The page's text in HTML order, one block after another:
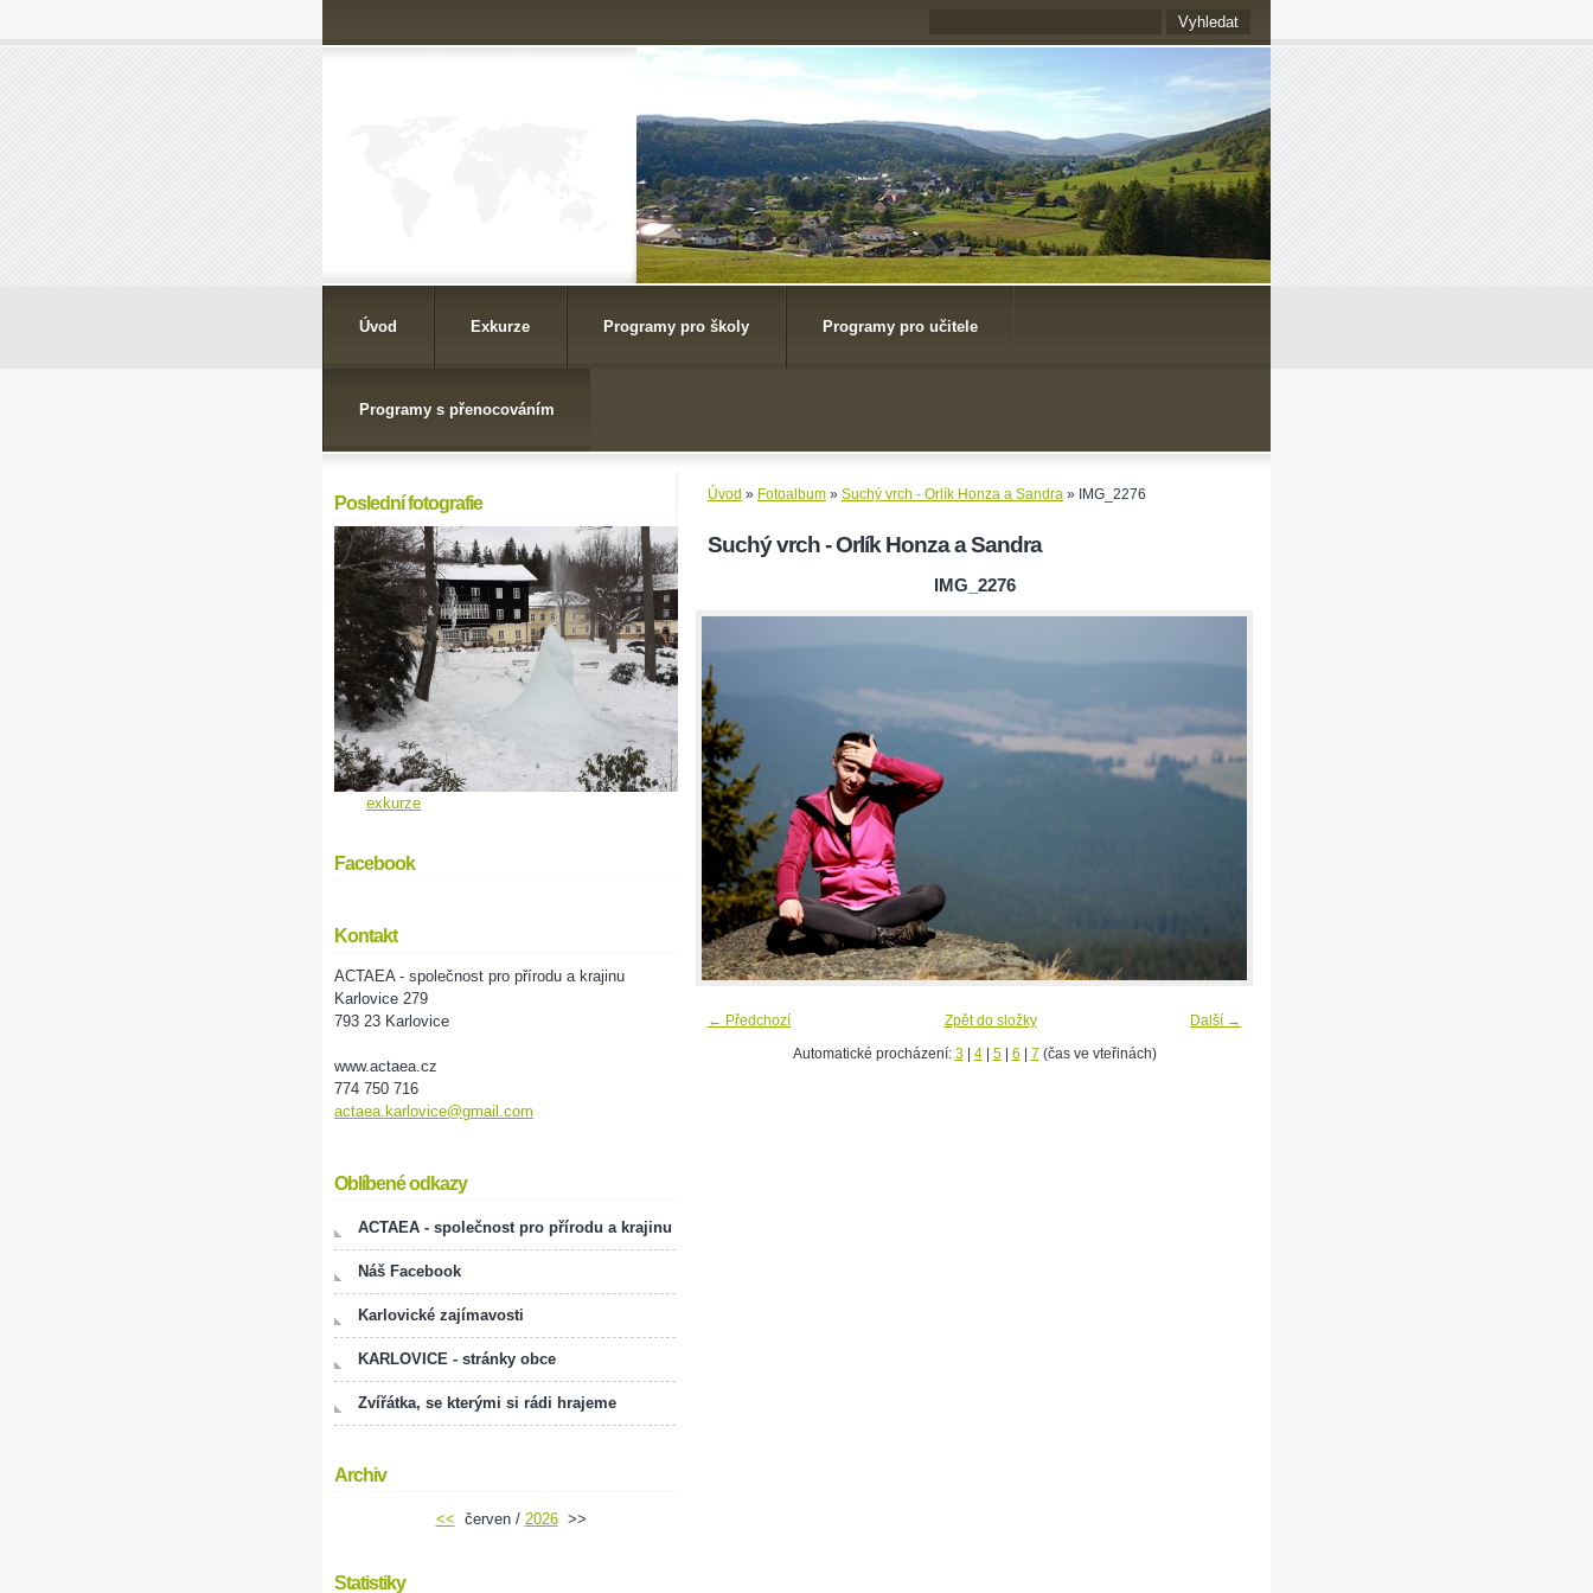
Úvod Exkurze Programy pro školy Programy pro učitele
Programy s přenocováním
Úvod » Fotoalbum » Suchý vrch - Orlík Honza a Sandra » IMG_2276
Suchý vrch - Orlík Honza a Sandra
IMG_2276
← Předchozí Další →
Zpět do složky
Automatické procházení: 3| 4| 5| 6 7 (čas ve vteřinách)
Poslední fotografie
exkurze
Facebook
Kontakt
ACTAEA - společnost pro přírodu a krajinu
Karlovice 279
793 23 Karlovice
www.actaea.cz
774 750 716
actaea.karlovice@gmail.com
Oblíbené odkazy
ACTAEA - společnost pro přírodu a krajinu
Náš Facebook
Karlovické zajímavosti
KARLOVICE - stránky obce
Zvířátka, se kterými si rádi hrajeme
Archiv
<< červen / 2026 >>
Statistiky